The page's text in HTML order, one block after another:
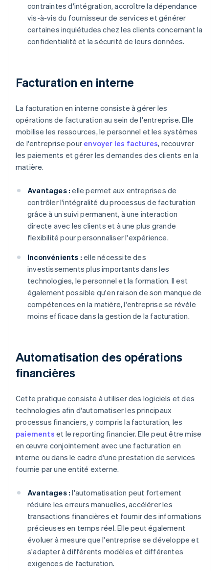
contraintes d'intégration, accroître la dépendance
vis-à-vis du fournisseur de services et générer
certaines inquiétudes chez les clients concernant la
confidentialité et la sécurité de leurs données.
Facturation en interne
La facturation en interne consiste à gérer les
opérations de facturation au sein de l'entreprise. Elle
mobilise les ressources, le personnel et les systèmes
de l'entreprise pour envoyer les factures, recouvrer
les paiements et gérer les demandes des clients en la
matière.
Avantages : elle permet aux entreprises de
contrôler l'intégralité du processus de facturation
grâce à un suivi permanent, à une interaction
directe avec les clients et à une plus grande
flexibilité pour personnaliser l'expérience.
Inconvénients : elle nécessite des
investissements plus importants dans les
technologies, le personnel et la formation. Il est
également possible qu'en raison de son manque de
compétences en la matière, l'entreprise se révèle
moins efficace dans la gestion de la facturation.
Automatisation des opérations
financières
Cette pratique consiste à utiliser des logiciels et des
technologies afin d'automatiser les principaux
processus financiers, y compris la facturation, les
paiements et le reporting financier. Elle peut être mise
en œuvre conjointement avec une facturation en
interne ou dans le cadre d'une prestation de services
fournie par une entité externe.
Avantages : l'automatisation peut fortement
réduire les erreurs manuelles, accélérer les
transactions financières et fournir des informations
précieuses en temps réel. Elle peut également
évoluer à mesure que l'entreprise se développe et
s'adapter à différents modèles et différentes
exigences de facturation.